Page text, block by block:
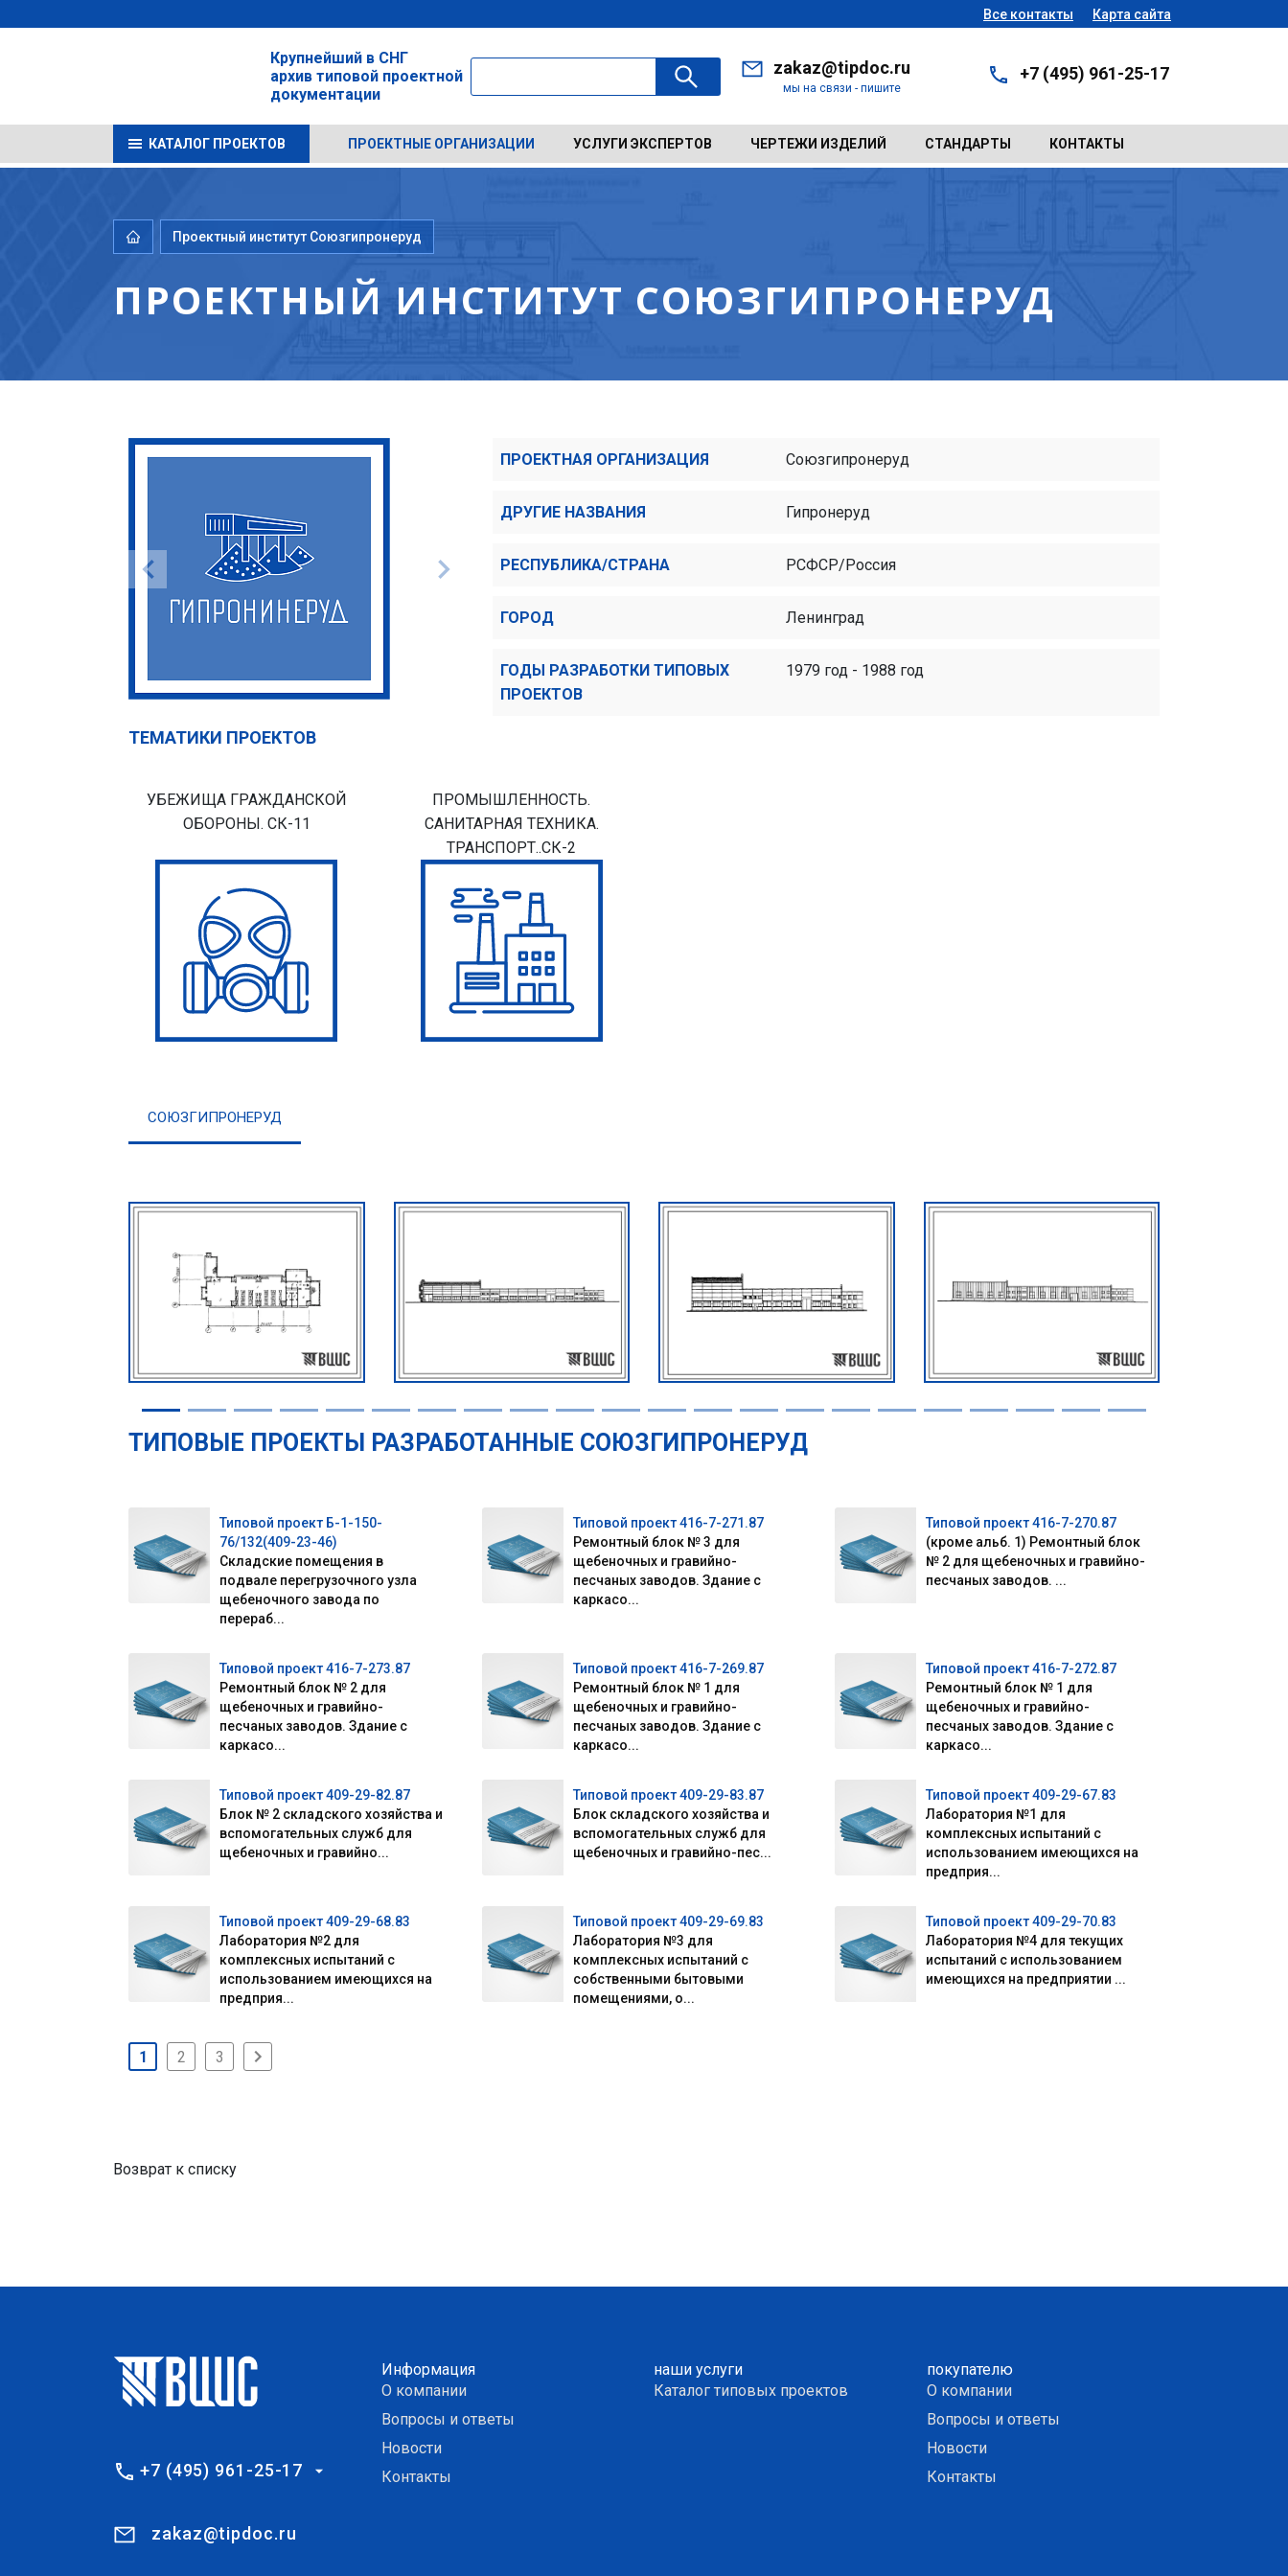
Все контакты Карта сайта
Крупнейший в СНГ
архив типовой проектной
документации
zakaz@tipdoc.ru
мы на связи - пишите
+7 (495) 961-25-17
КАТАЛОГ ПРОЕКТОВ ПРОЕКТНЫЕ ОРГАНИЗАЦИИ УСЛУГИ ЭКСПЕРТОВ ЧЕРТЕЖИ ИЗДЕЛИЙ СТАНДАРТЫ КОНТАКТЫ
Проектный институт Союзгипронеруд
ПРОЕКТНЫЙ ИНСТИТУТ СОЮЗГИПРОНЕРУД
ПРОЕКТНАЯ ОРГАНИЗАЦИЯ Союзгипронеруд
ДРУГИЕ НАЗВАНИЯ Гипронеруд
РЕСПУБЛИКА/СТРАНА РСФСР/Россия
ГОРОД Ленинград
ГОДЫ РАЗРАБОТКИ ТИПОВЫХ
ПРОЕКТОВ
1979 год - 1988 год
ТЕМАТИКИ ПРОЕКТОВ
УБЕЖИЩА ГРАЖДАНСКОЙ
ОБОРОНЫ. СК-11
ПРОМЫШЛЕННОСТЬ.
САНИТАРНАЯ ТЕХНИКА.
ТРАНСПОРТ..СК-2
СОЮЗГИПРОНЕРУД
ТИПОВЫЕ ПРОЕКТЫ РАЗРАБОТАННЫЕ СОЮЗГИПРОНЕРУД
Типовой проект Б-1-150-
76/132(409-23-46)
Складские помещения в
подвале перегрузочного узла
щебеночного завода по
перераб...
Типовой проект 416-7-271.87
Ремонтный блок № 3 для
щебеночных и гравийно-
песчаных заводов. Здание с
каркасо...
Типовой проект 416-7-270.87
(кроме альб. 1) Ремонтный блок
№ 2 для щебеночных и гравийно-
песчаных заводов. ...
Типовой проект 416-7-273.87
Ремонтный блок № 2 для
щебеночных и гравийно-
песчаных заводов. Здание с
каркасо...
Типовой проект 416-7-269.87
Ремонтный блок № 1 для
щебеночных и гравийно-
песчаных заводов. Здание с
каркасо...
Типовой проект 416-7-272.87
Ремонтный блок № 1 для
щебеночных и гравийно-
песчаных заводов. Здание с
каркасо...
Типовой проект 409-29-82.87
Блок № 2 складского хозяйства и
вспомогательных служб для
щебеночных и гравийно...
Типовой проект 409-29-83.87
Блок складского хозяйства и
вспомогательных служб для
щебеночных и гравийно-пес...
Типовой проект 409-29-67.83
Лаборатория №1 для
комплексных испытаний с
использованием имеющихся на
предприя...
Типовой проект 409-29-68.83
Лаборатория №2 для
комплексных испытаний с
использованием имеющихся на
предприя...
Типовой проект 409-29-69.83
Лаборатория №3 для
комплексных испытаний с
собственными бытовыми
помещениями, о...
Типовой проект 409-29-70.83
Лаборатория №4 для текущих
испытаний с использованием
имеющихся на предприятии ...
1 2 3
Возврат к списку
+7 (495) 961-25-17
zakaz@tipdoc.ru
Информация
О компании
Вопросы и ответы
Новости
Контакты
наши услуги
Каталог типовых проектов
покупателю
О компании
Вопросы и ответы
Новости
Контакты